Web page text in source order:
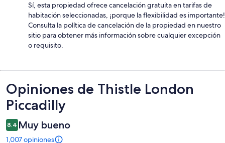
Sí, esta propiedad ofrece cancelación gratuita en tarifas de
habitación seleccionadas, ¡porque la flexibilidad es importante!
Consulta la política de cancelación de la propiedad en nuestro
sitio para obtener más información sobre cualquier excepción
o requisito.
Opiniones
Opiniones de Thistle London
Piccadilly
8.4 Muy bueno
1,007 opiniones